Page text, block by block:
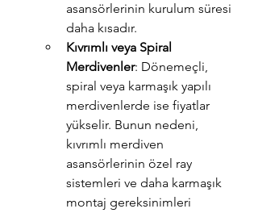
asansörlerinin kurulum süresi
daha kısadır.
Kıvrımlı veya Spiral
Merdivenler: Dönemeçli,
spiral veya karmaşık yapılı
merdivenlerde ise fiyatlar
yükselir. Bunun nedeni,
kıvrımlı merdiven
asansörlerinin özel ray
sistemleri ve daha karmaşık
montaj gereksinimleri